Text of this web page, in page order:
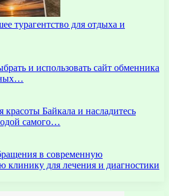
турагентство для отдыха и
и использовать сайт обменника
красоты Байкала и насладитесь
самого…
в современную
клинику для лечения и диагностики